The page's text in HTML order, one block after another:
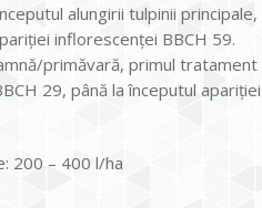
alungirii tulpinii
inflorescenţei BBCH 59.
primăvară, primul
29, până la începutul
200 – 400 l/ha